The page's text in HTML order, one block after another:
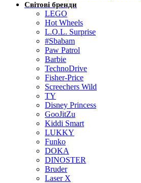
Світові бренди
LEGO
Hot Wheels
L.O.L. Surprise
#Sbabam
Paw Patrol
Barbie
TechnoDrive
Fisher-Price
Screechers Wild
TY
Disney Princess
GooJitZu
Kiddi Smart
LUKKY
Funko
DOKA
DINOSTER
Bruder
Laser X